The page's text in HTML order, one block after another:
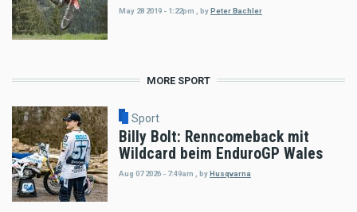
May 28 2019 - 1:22pm , by Peter Bachler
MORE SPORT
Sport
Billy Bolt: Renncomeback mit
Wildcard beim EnduroGP Wales
Aug 07 2026 - 7:49am byHusqvarna